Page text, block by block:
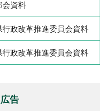
会資料
政改革推進委員会資料
政改革推進委員会資料
告